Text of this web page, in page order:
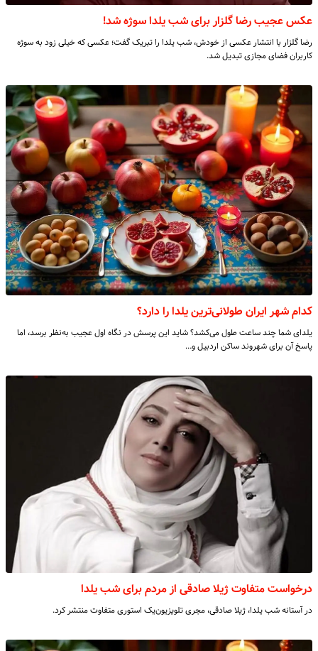
عکس عجیب رضا گلزار برای شب یلدا سوژه شد!
رضا گلزار با انتشار عکسی از خودش، شب یلدا را تبریک گفت؛ عکسی که خیلی زود به سوژه
کاربران فضای مجازی تبدیل شد.
کدام شهر ایران طولانی‌ترین یلدا را دارد؟
یلدای شما چند ساعت طول می‌کشد؟ شاید این پرسش در نگاه اول عجیب به‌نظر برسد، اما
پاسخ آن برای شهروند ساکن اردبیل و…
درخواست متفاوت ژیلا صادقی از مردم برای شب یلدا
در آستانه شب یلدا، ژیلا صادقی، مجری تلویزیون‌یک استوری متفاوت منتشر کرد.